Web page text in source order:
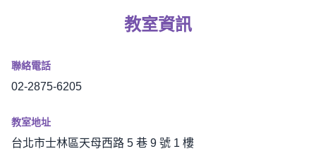
教室資訊
聯絡電話
02-2875-6205
教室地址
台北市士林區天母西路 5 巷 9 號 1 樓